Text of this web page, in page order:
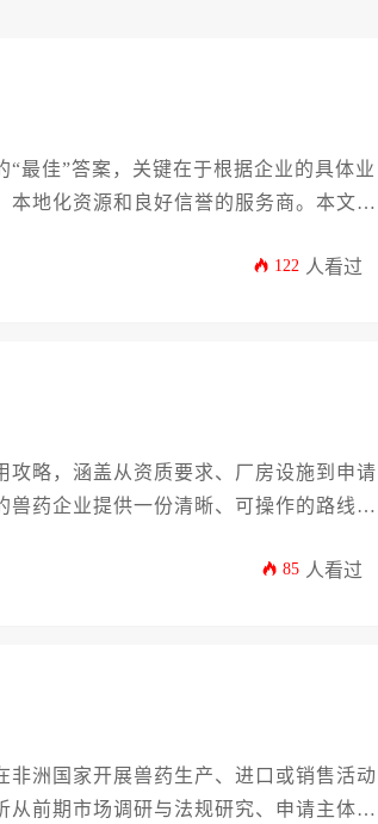
最佳”答案，关键在于根据企业的具体业
地化资源和良好信誉的服务商。本文将
122 人看过
略，涵盖从资质要求、厂房设施到申请
药企业提供一份清晰、可操作的路线
85 人看过
洲国家开展兽药生产、进口或销售活动
前期市场调研与法规研究、申请主体资